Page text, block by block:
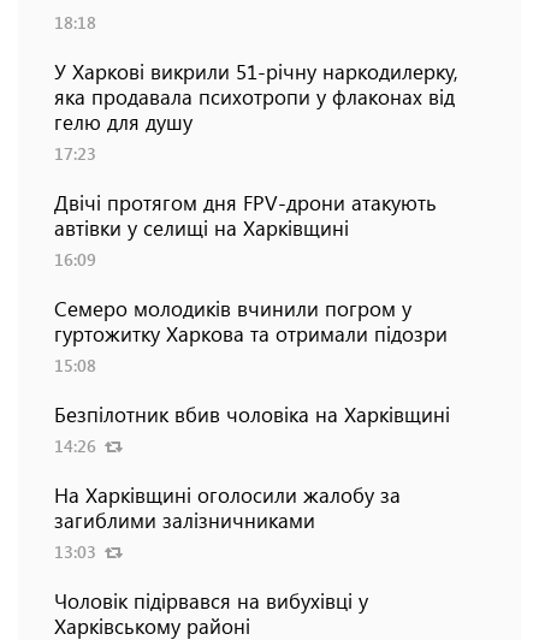
18:18
У Харкові викрили 51-річну наркодилерку,
яка продавала психотропи у флаконах від
гелю для душу
17:23
Двічі протягом дня FPV-дрони атакують
автівки у селищі на Харківщині
16:09
Семеро молодиків вчинили погром у
гуртожитку Харкова та отримали підозри
15:08
Безпілотник вбив чоловіка на Харківщині
14:26
На Харківщині оголосили жалобу за
загиблими залізничниками
13:03
Чоловік підірвався на вибухівці у
Харківському районі